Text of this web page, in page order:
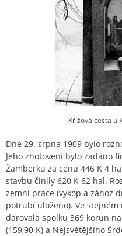
Křížová cesta u
Dne 29. srpna 1909 bylo
Jeho zhotovení bylo zadáno
Žamberku za cenu 446 K 4
stavbu činily 620 K 62 hal.
zemní práce (výkop a zához
potrubí uloženo). Ve stejném
darovala spolku 369 korun
(159,90 K) a Nejsvětějšího